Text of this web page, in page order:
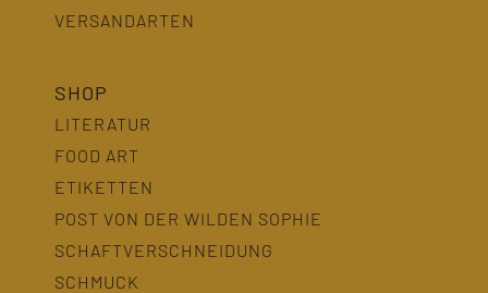
VERSANDARTEN
SHOP
LITERATUR
FOOD ART
ETIKETTEN
POST VON DER WILDEN SOPHIE
SCHAFTVERSCHNEIDUNG
SCHMUCK